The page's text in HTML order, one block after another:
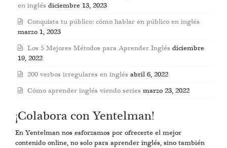
en inglés diciembre 13, 2023
Conquista tu público: cómo hablar en público en inglés
marzo 1, 2023
Los 5 Mejores Métodos para Aprender Inglés diciembre
19, 2022
200 verbos irregulares en inglés abril 6, 2022
Cómo aprender inglés viendo series marzo 23, 2022
¡Colabora con Yentelman!
En Yentelman nos esforzamos por ofrecerte el mejor
contenido online, no solo para aprender inglés, sino también